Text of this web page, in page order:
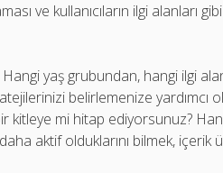
ve kullanıcıların ilgi alanları
yaş grubundan, hangi ilgi
belirlemenize yardımcı
kitleye mi hitap ediyorsunuz?
aktif olduklarını bilmek, içerik